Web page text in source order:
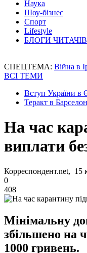
Наука
Шоу-бізнес
Спорт
Lifestyle
БЛОГИ ЧИТАЧІВ
СПЕЦТЕМА: Війна в
ВСІ ТЕМИ
Вступ України в
Теракт в
На час
виплати
Корреспондент.net, 15
0
408
Мінімальну
збільшено на
1000 гривень.